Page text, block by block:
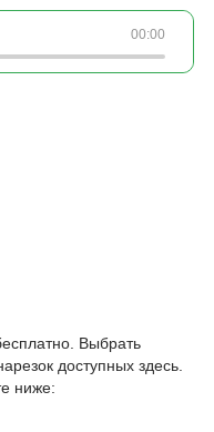
00:00
Выбрать
доступных здесь.
ниже: